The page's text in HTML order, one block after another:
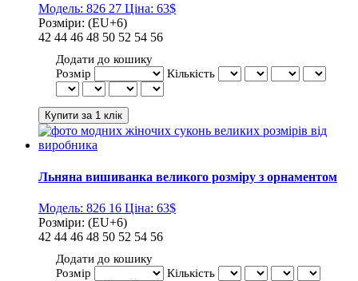
Модель: 826 27 Ціна: 63$
Розміри: (EU+6)
42 44 46 48 50 52 54 56
Додати до кошику
Розмір
Кількість
Льняна вишиванка великого розміру з орнаментом
Модель: 826 16 Ціна: 63$
Розміри: (EU+6)
42 44 46 48 50 52 54 56
Додати до кошику
Розмір
Кількість